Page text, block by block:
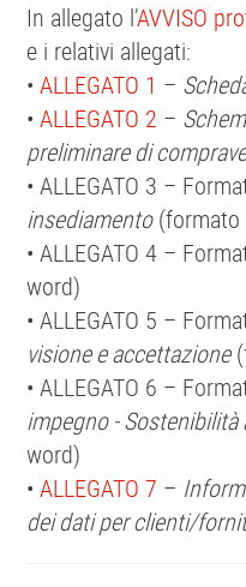
In allegato l’AVVISO
e i relativi allegati:
•ALLEGATO 1 –
•ALLEGATO 2 –
preliminare di
• ALLEGATO 3 –
insediamento(formato
• ALLEGATO 4 –
word)
• ALLEGATO 5 –
visione e accettazione
• ALLEGATO 6 –
impegno - Sostenibilità
word)
•ALLEGATO 7 –
dei dati per clienti/